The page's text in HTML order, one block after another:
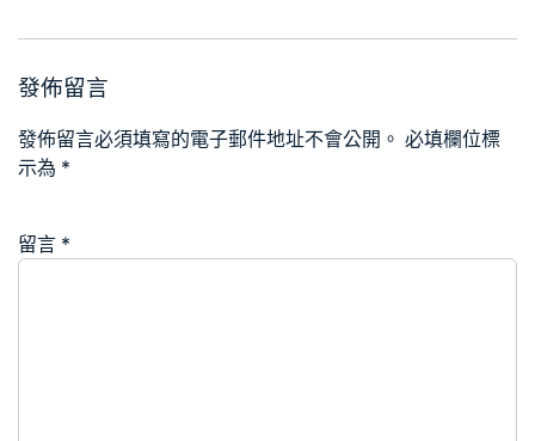
發佈留言
發佈留言必須填寫的電子郵件地址不會公開。 必填欄位標
示為 *
留言 *